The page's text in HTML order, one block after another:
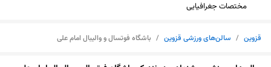
مختصات جغرافیایی
قزوین / سالن‌های ورزشی قزوین / باشگاه فوتسال و والیبال امام علینمایش نقشه